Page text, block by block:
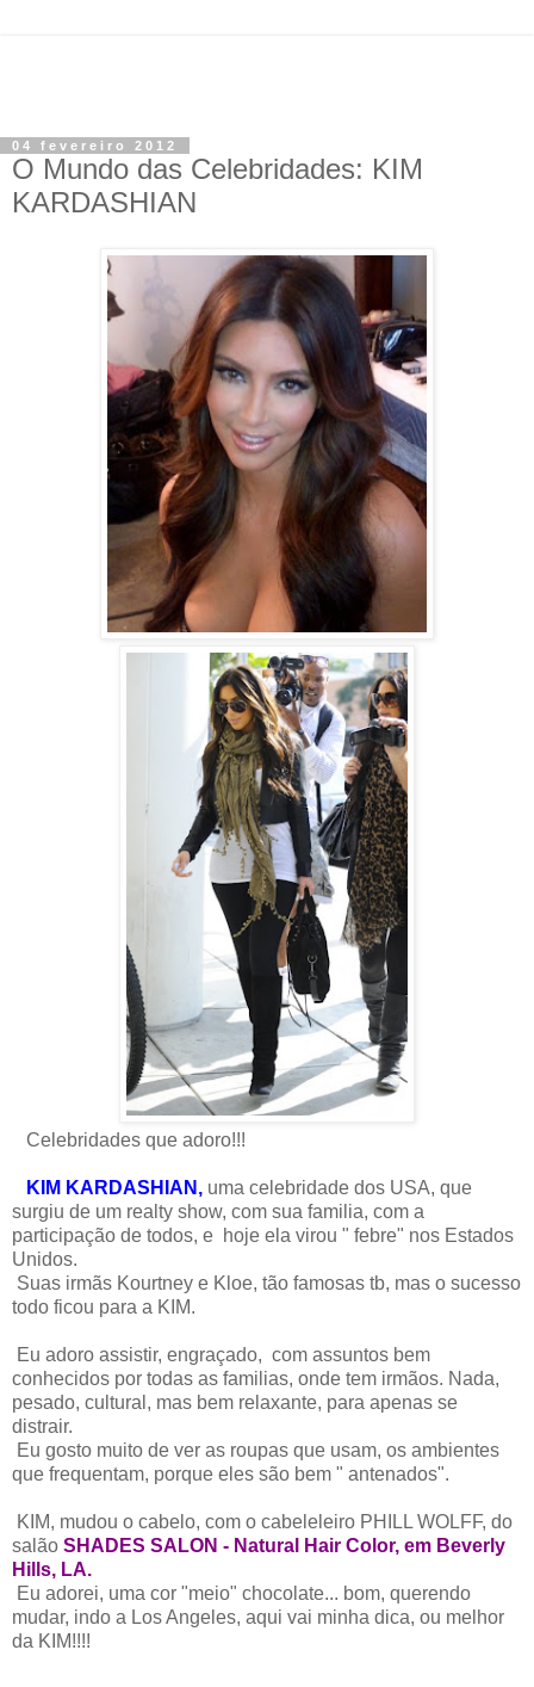
04 fevereiro 2012
O Mundo das Celebridades: KIM
KARDASHIAN
Celebridades que adoro!!!
KIM KARDASHIAN, uma celebridade dos USA, que
surgiu de um realty show, com sua familia, com a
participação de todos, e hoje ela virou " febre" nos Estados
Unidos.
Suas irmãs Kourtney e Kloe, tão famosas tb, mas o sucesso
todo ficou para a KIM.
Eu adoro assistir, engraçado, com assuntos bem
conhecidos por todas as familias, onde tem irmãos. Nada,
pesado, cultural, mas bem relaxante, para apenas se
distrair.
Eu gosto muito de ver as roupas que usam, os ambientes
que frequentam, porque eles são bem " antenados".
KIM, mudou o cabelo, com o cabeleleiro PHILL WOLFF, do
salão SHADES SALON - Natural Hair Color, em Beverly
Hills, LA.
Eu adorei, uma cor "meio" chocolate... bom, querendo
mudar, indo a Los Angeles, aqui vai minha dica, ou melhor
da KIM!!!!